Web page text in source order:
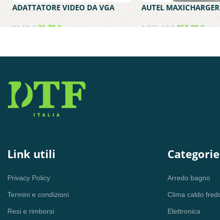
ADATTATORE VIDEO DA VGA
FEMMINA A USB-C MASCHIO
MEDIACOM MD-C307
31,13 € 21,79 €
AUTEL
WALLBOX
CON PRESA TIPO 2
1.071,16 € 852,29€
Link utili
Privacy Policy
Termini e condizioni
Resi e rimborsi
Categorie
Arredo bagno
Clima caldo
Elettronica